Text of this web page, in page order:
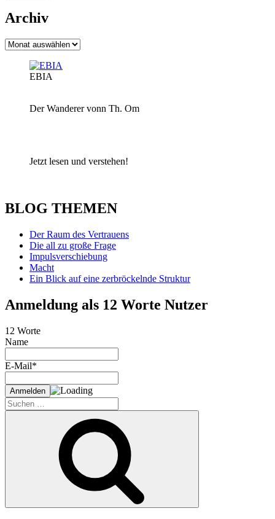
Archiv
Archiv
EBIA
Der Wanderer vonn Th. Om
Jetzt lesen und verstehen!
BLOG THEMEN
Der Raum des Vertrauens
Die all zu große Frage
Impulsverschiebung
Macht
Ein Blick auf eine zerbröckelnde Struktur
Anmeldung als 12 Worte Nutzer
12 Worte
Name
E-Mail*
Suche
nach: